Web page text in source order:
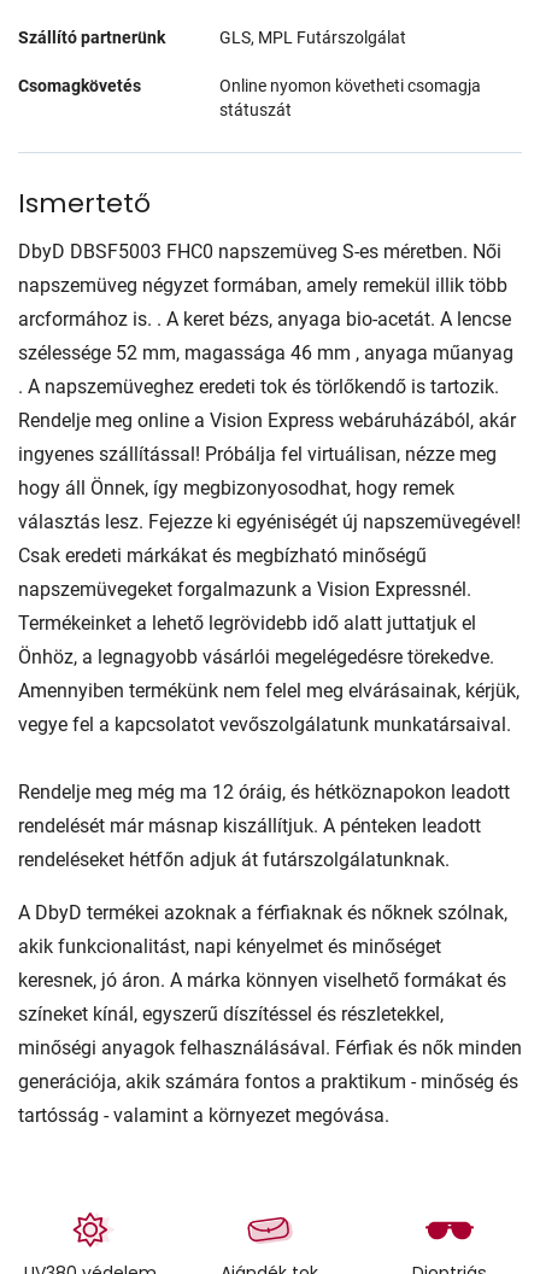
Szállító partnerünk GLS, MPL Futárszolgálat
Csomagkövetés
Online nyomon követheti csomagja
státuszát
Ismertető
DbyD DBSF5003 FHC0 napszemüveg S-es méretben. Női
napszemüveg négyzet formában, amely remekül illik több
arcformához is. . A keret bézs, anyaga bio-acetát. A lencse
szélessége 52 mm, magassága 46 mm , anyaga műanyag
. A napszemüveghez eredeti tok és törlőkendő is tartozik.
Rendelje meg online a Vision Express webáruházából, akár
ingyenes szállítással! Próbálja fel virtuálisan, nézze meg
hogy áll Önnek, így megbizonyosodhat, hogy remek
választás lesz. Fejezze ki egyéniségét új napszemüvegével!
Csak eredeti márkákat és megbízható minőségű
napszemüvegeket forgalmazunk a Vision Expressnél.
Termékeinket a lehető legrövidebb idő alatt juttatjuk el
Önhöz, a legnagyobb vásárlói megelégedésre törekedve.
Amennyiben termékünk nem felel meg elvárásainak, kérjük,
vegye fel a kapcsolatot vevőszolgálatunk munkatársaival.
Rendelje meg még ma 12 óráig, és hétköznapokon leadott
rendelését már másnap kiszállítjuk. A pénteken leadott
rendeléseket hétfőn adjuk át futárszolgálatunknak.
A DbyD termékei azoknak a férfiaknak és nőknek szólnak,
akik funkcionalitást, napi kényelmet és minőséget
keresnek, jó áron. A márka könnyen viselhető formákat és
színeket kínál, egyszerű díszítéssel és részletekkel,
minőségi anyagok felhasználásával. Férfiak és nők minden
generációja, akik számára fontos a praktikum - minőség és
tartósság - valamint a környezet megóvása.